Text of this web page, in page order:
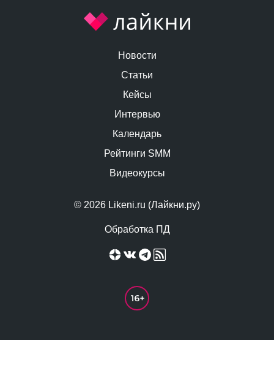
© 2026 Likeni.ru (Лайкни.ру)
Обработка ПД
Новости
Статьи
Кейсы
Интервью
Календарь
Рейтинги SMM
Видеокурсы